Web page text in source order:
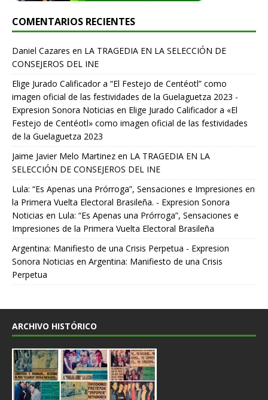
COMENTARIOS RECIENTES
Daniel Cazares en LA TRAGEDIA EN LA SELECCIÓN DE
CONSEJEROS DEL INE
Elige Jurado Calificador a “El Festejo de Centéotl” como
imagen oficial de las festividades de la Guelaguetza 2023 -
Expresion Sonora Noticias en Elige Jurado Calificador a «El
Festejo de Centéotl» como imagen oficial de las festividades
de la Guelaguetza 2023
Jaime Javier Melo Martinez en LA TRAGEDIA EN LA
SELECCIÓN DE CONSEJEROS DEL INE
Lula: “Es Apenas una Prórroga”, Sensaciones e Impresiones en
la Primera Vuelta Electoral Brasileña. - Expresion Sonora
Noticias en Lula: “Es Apenas una Prórroga”, Sensaciones e
Impresiones de la Primera Vuelta Electoral Brasileña
Argentina: Manifiesto de una Crisis Perpetua - Expresion
Sonora Noticias en Argentina: Manifiesto de una Crisis
Perpetua
ARCHIVO HISTÓRICO